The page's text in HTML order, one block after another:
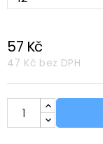
57 Kč
47 Kč bez DPH